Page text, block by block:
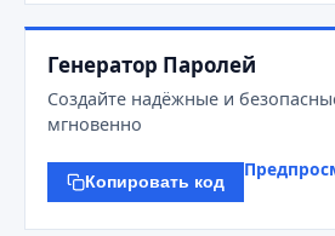
Генератор Паролей
Создайте надёжные и
мгновенно
Копировать код